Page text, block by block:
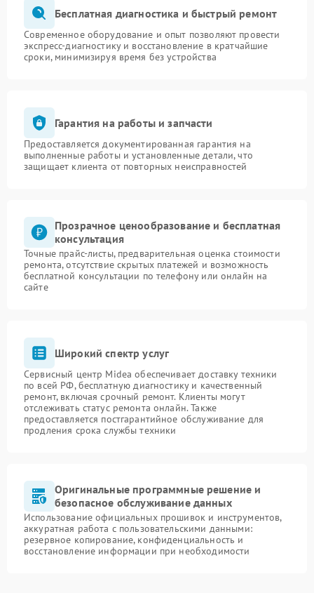
Бесплатная диагностика и быстрый ремонт
Современное оборудование и опыт позволяют провести
экспресс-диагностику и восстановление в кратчайшие
сроки, минимизируя время без устройства
Гарантия на работы и запчасти
Предоставляется документированная гарантия на
выполненные работы и установленные детали, что
защищает клиента от повторных неисправностей
Прозрачное ценообразование и бесплатная
консультация
Точные прайс-листы, предварительная оценка стоимости
ремонта, отсутствие скрытых платежей и возможность
бесплатной консультации по телефону или онлайн на
сайте
Широкий спектр услуг
Сервисный центр Midea обеспечивает доставку техники
по всей РФ, бесплатную диагностику и качественный
ремонт, включая срочный ремонт. Клиенты могут
отслеживать статус ремонта онлайн. Также
предоставляется постгарантийное обслуживание для
продления срока службы техники
Оригинальные программные решение и
безопасное обслуживание данных
Использование официальных прошивок и инструментов,
аккуратная работа с пользовательскими данными:
резервное копирование, конфиденциальность и
восстановление информации при необходимости